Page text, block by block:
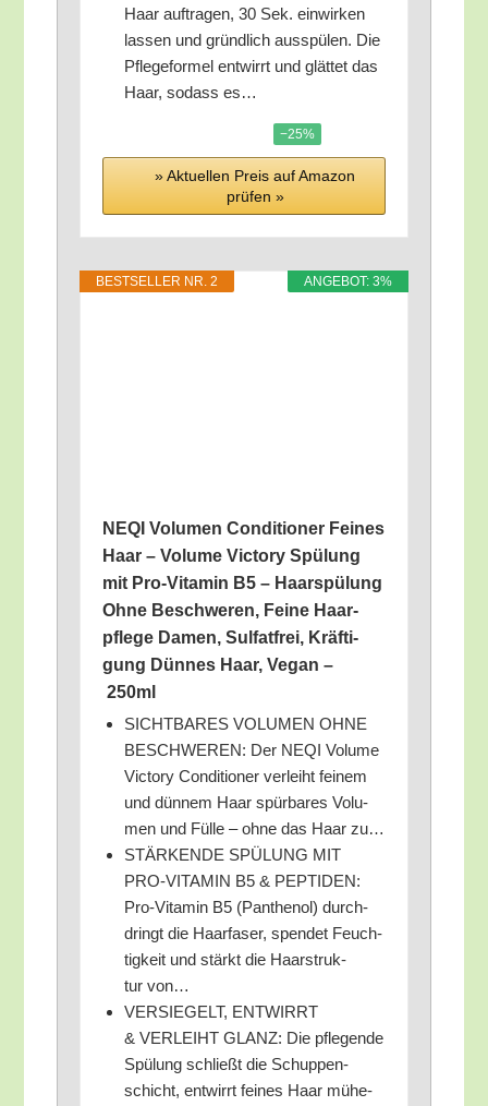
Haar auf­tra­gen, 30 Sek. ein­wir­ken
las­sen und gründ­lich aus­spü­len. Die
Pfle­ge­for­mel ent­wirrt und glät­tet das
Haar, sodass es…
−25%
» Aktu­el­len Preis auf Ama­zon
prü­fen »
ANGE­BOT: 3%
BEST­SEL­LER NR. 2
NEQI Volu­men Con­di­tio­ner Fei­nes
Haar – Volu­me Vic­to­ry Spü­lung
mit Pro-Vit­amin B5 – Haar­spü­lung
Ohne Beschwe­ren, Fei­ne Haar­
pfle­ge Damen, Sul­fat­frei, Kräf­ti­
gung Dün­nes Haar, Vegan –
250ml
SICHTBARES VOLUMEN OHNE
BESCHWEREN: Der NEQI Volu­me
Vic­to­ry Con­di­tio­ner ver­leiht fei­nem
und dün­nem Haar spür­ba­res Volu­
men und Fül­le – ohne das Haar zu…
STÄRKENDE SPÜLUNG MIT
PRO-VITAMIN B5 & PEPTIDEN:
Pro-Vit­amin B5 (Pan­the­nol) durch­
dringt die Haar­fa­ser, spen­det Feuch­
tig­keit und stärkt die Haar­struk­
tur von…
VERSIEGELT, ENTWIRRT
& VERLEIHT GLANZ: Die pfle­gen­de
Spü­lung schließt die Schup­pen­
schicht, ent­wirrt fei­nes Haar mühe­